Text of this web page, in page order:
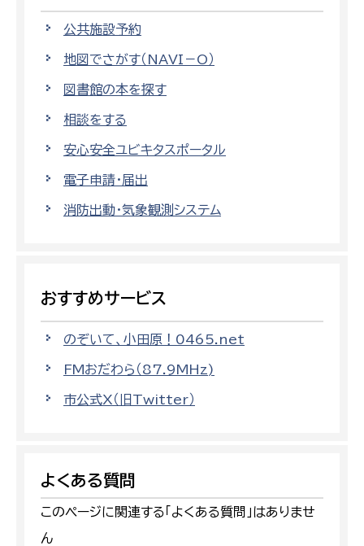
公共施設予約
地図でさがす（NAVI－O）
図書館の本を探す
相談をする
安心安全ユビキタスポータル
電子申請・届出
消防出動・気象観測システム
おすすめサービス
のぞいて、小田原！0465.net
FMおだわら（87.9MHz)
市公式X（旧Twitter）
よくある質問
このページに関連する「よくある質問」はありませ
ん